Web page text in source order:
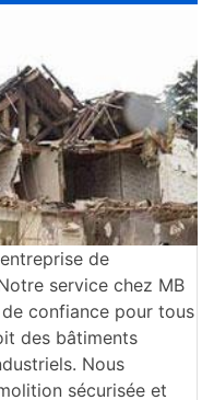
de
service chez MB
confiance pour tous
des bâtiments
Nous
sécurisée et